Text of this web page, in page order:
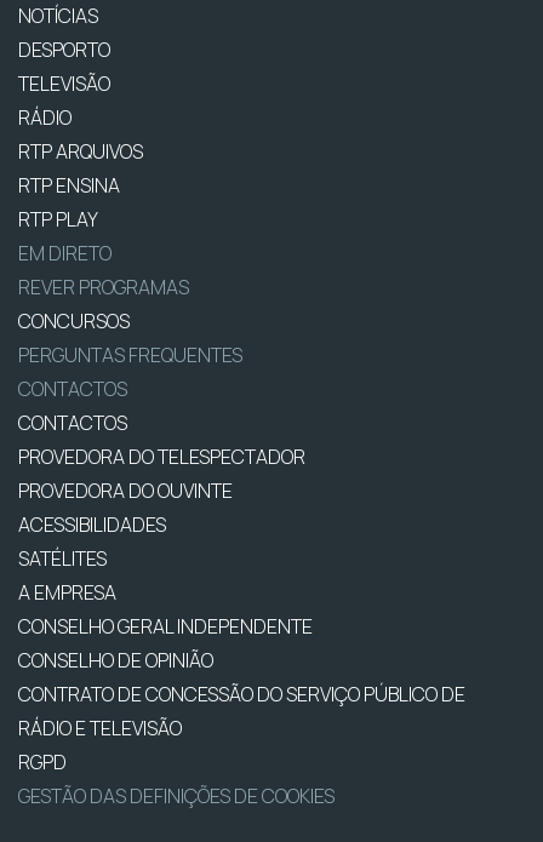
NOTÍCIAS
DESPORTO
TELEVISÃO
RÁDIO
RTP ARQUIVOS
RTP ENSINA
RTP PLAY
EM DIRETO
REVER PROGRAMAS
CONCURSOS
PERGUNTAS FREQUENTES
CONTACTOS
CONTACTOS
PROVEDORA DO TELESPECTADOR
PROVEDORA DO OUVINTE
ACESSIBILIDADES
SATÉLITES
A EMPRESA
CONSELHO GERAL INDEPENDENTE
CONSELHO DE OPINIÃO
CONTRATO DE CONCESSÃO DO SERVIÇO PÚBLICO DE
RÁDIO E TELEVISÃO
RGPD
GESTÃO DAS DEFINIÇÕES DE COOKIES